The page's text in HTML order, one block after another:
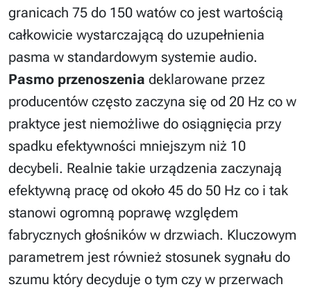
granicach 75 do 150 watów co jest wartością
całkowicie wystarczającą do uzupełnienia
pasma w standardowym systemie audio.
Pasmo przenoszenia deklarowane przez
producentów często zaczyna się od 20 Hz co w
praktyce jest niemożliwe do osiągnięcia przy
spadku efektywności mniejszym niż 10
decybeli. Realnie takie urządzenia zaczynają
efektywną pracę od około 45 do 50 Hz co i tak
stanowi ogromną poprawę względem
fabrycznych głośników w drzwiach. Kluczowym
parametrem jest również stosunek sygnału do
szumu który decyduje o tym czy w przerwach